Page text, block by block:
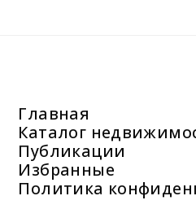
Главная
Каталог
Публикации
Избранные
Политика